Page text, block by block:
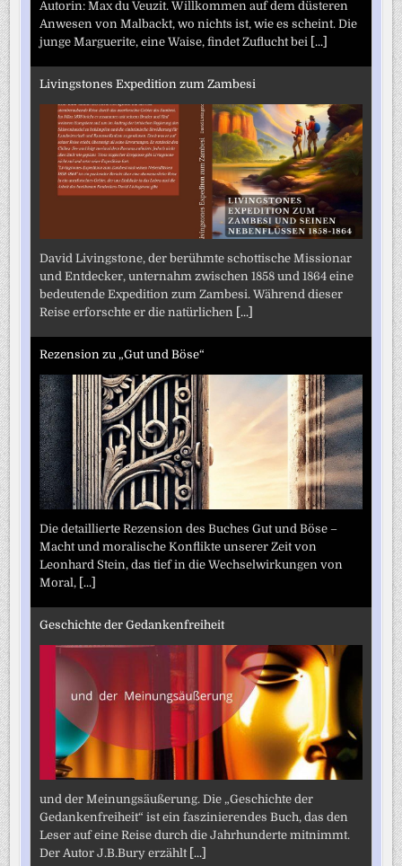
Autorin: Max du Veuzit. Willkommen auf dem düsteren
Anwesen von Malbackt, wo nichts ist, wie es scheint. Die
junge Marguerite, eine Waise, findet Zuflucht bei [...]
Livingstones Expedition zum Zambesi
David Livingstone, der berühmte schottische Missionar
und Entdecker, unternahm zwischen 1858 und 1864 eine
bedeutende Expedition zum Zambesi. Während dieser
Reise erforschte er die natürlichen [...]
Rezension zu „Gut und Böse“
Die detaillierte Rezension des Buches Gut und Böse –
Macht und moralische Konflikte unserer Zeit von
Leonhard Stein, das tief in die Wechselwirkungen von
Moral, [...]
Geschichte der Gedankenfreiheit
und der Meinungsäußerung. Die „Geschichte der
Gedankenfreiheit“ ist ein faszinierendes Buch, das den
Leser auf eine Reise durch die Jahrhunderte mitnimmt.
Der Autor J.B.Bury erzählt [...]